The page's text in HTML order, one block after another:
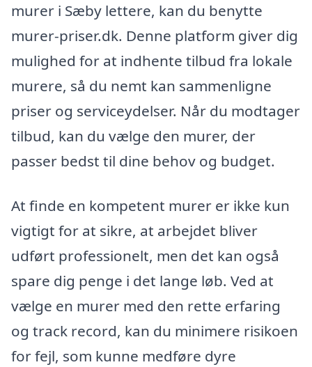
murer i Sæby lettere, kan du benytte
murer-priser.dk. Denne platform giver dig
mulighed for at indhente tilbud fra lokale
murere, så du nemt kan sammenligne
priser og serviceydelser. Når du modtager
tilbud, kan du vælge den murer, der
passer bedst til dine behov og budget.
At finde en kompetent murer er ikke kun
vigtigt for at sikre, at arbejdet bliver
udført professionelt, men det kan også
spare dig penge i det lange løb. Ved at
vælge en murer med den rette erfaring
og track record, kan du minimere risikoen
for fejl, som kunne medføre dyre